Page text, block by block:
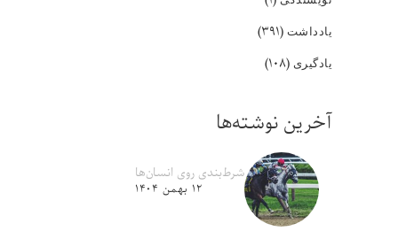
یادداشت (۳۹۱)
یادگیری (۱۰۸)
آخرین نوشته‌ها
شرط‌بندی روی انسان‌ها
۱۲ بهمن ۱۴۰۴